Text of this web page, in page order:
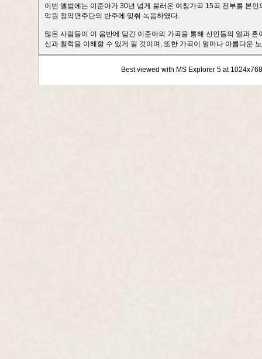
이번 앨범에는 이준아가 30년 넘게 불러온 여창가곡 15곡 전부를 본
악원 정악연주단의 반주에 맞춰 녹음하였다.
많은 사람들이 이 음반에 담긴 이준아의 가곡을 통해 선인들의 얼과
신과 철학을 이해할 수 있게 될 것이며, 또한 가곡이 얼마나 아름다운
Best viewed with MS Explorer 5 at